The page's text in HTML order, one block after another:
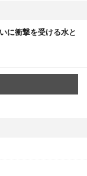
に衝撃を受ける水と